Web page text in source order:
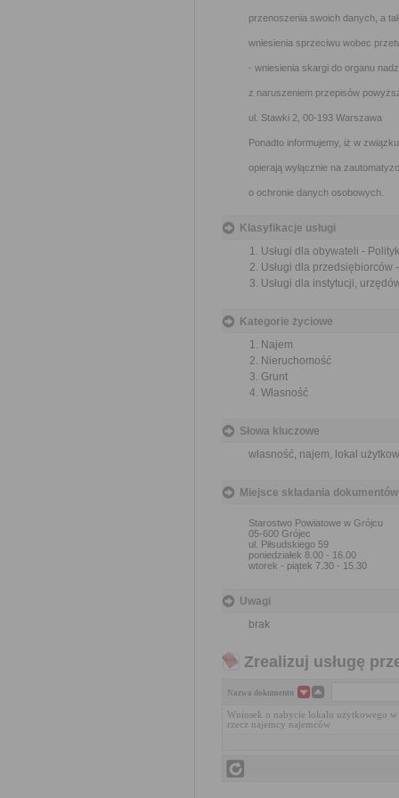
przenoszenia swoich danych, a
wniesienia sprzeciwu wobec
- wniesienia skargi do organu
z naruszeniem przepisów
ul. Stawki 2, 00-193 Warszawa
Ponadto informujemy, iż w
opierają wyłącznie na
o ochronie danych osobowych.
Klasyfikacje usługi
Usługi dla obywateli -
Usługi dla przedsiębiorców
Usługi dla instytucji,
Kategorie życiowe
Najem
Nieruchomość
Grunt
Własność
Słowa kluczowe
własność, najem, lokal
Miejsce składania dokumentów
Starostwo Powiatowe w Grójcu
05-600 Grójec
ul. Piłsudskiego 59
poniedziałek 8.00 - 16.00
wtorek - piątek 7.30 - 15.30
Uwagi
brak
Zrealizuj usługę
Nazwa dokumentu
Wniosek o nabycie lokalu użytkowego
rzecz najemcy najemców